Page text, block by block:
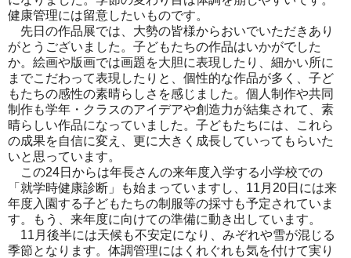
健康管理には留意したいものです。
先日の作品展では、大勢の皆様からおいでいただきあり
がとうございました。子どもたちの作品はいかがでした
か。絵画や版画では画題を大胆に表現したり、細かい所に
までこだわって表現したりと、個性的な作品が多く、子ど
もたちの感性の素晴らしさを感じました。個人制作や共同
制作も学年・クラスのアイデアや創造力が結集されて、素
晴らしい作品になっていました。子どもたちには、これら
の成果を自信に変え、更に大きく成長していってもらいた
いと思っています。
この24日からは年長さんの来年度入学する小学校での
「就学時健康診断」も始まっていますし、11月20日には来
年度入園する子どもたちの制服等の採寸も予定されていま
す。もう、来年度に向けての準備に動き出しています。
11月後半には天候も不安定になり、みぞれや雪が混じる
季節となります。体調管理にはくれぐれも気を付けて実り